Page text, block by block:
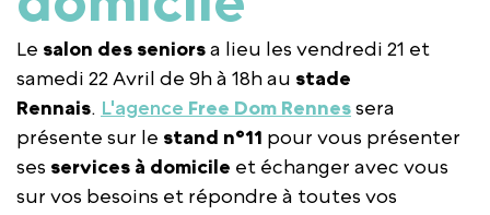
Le salon des seniorsa lieu les vendredi 21 et
samedi 22 Avril de 9h à 18h au stade
Rennais. L'agence Free Dom Rennessera
présente sur le stand n°11 pour vous présenter
ses services à domicile et échanger avec vous
sur vos besoins et répondre à toutes vos